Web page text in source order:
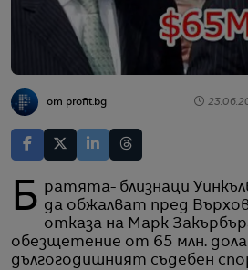
от profit.bg
Братята- близнаци Уинкълвос са се отказали да обжалват пред
отказа на Марк
обезщетение от 65 млн.
дългогодишният съдебен